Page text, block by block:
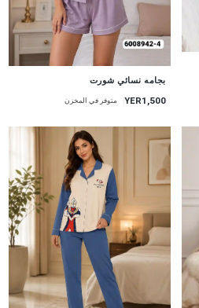
بجامه نسائي شورت
YER1,500 متوفر في المخزن